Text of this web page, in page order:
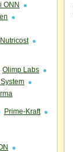
ONN
Nutricost
Olimp Labs
Prime-Kraft